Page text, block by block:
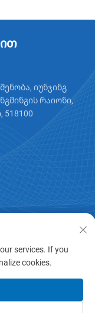
იუნჯინგ
რაიონი,
518100
services. If you
cookies.